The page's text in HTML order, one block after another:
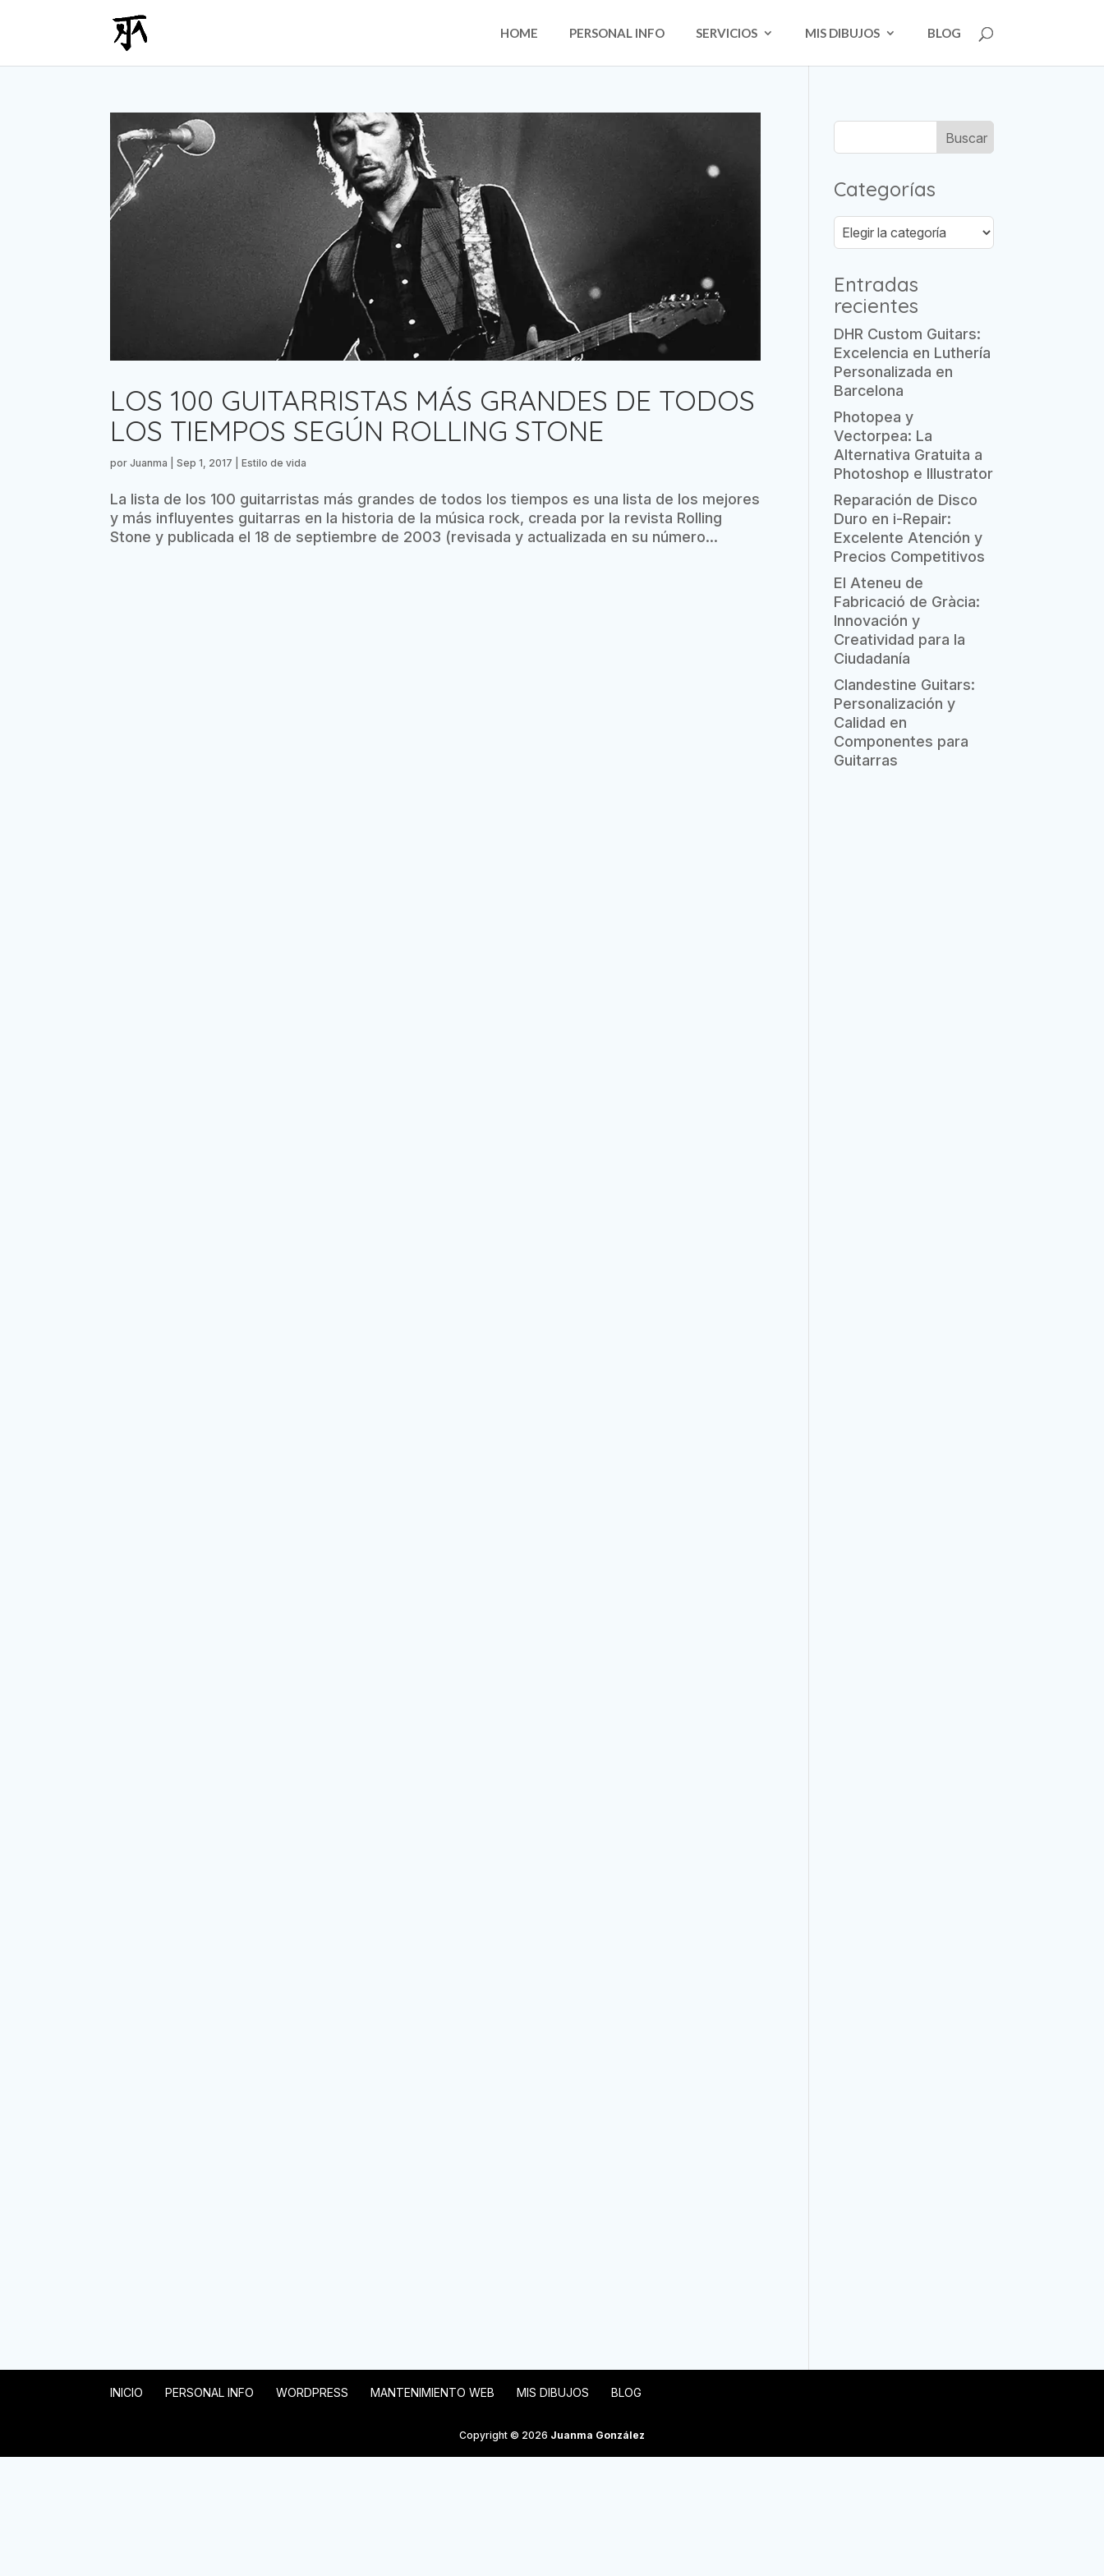
HOME PERSONAL INFO SERVICIOS MIS DIBUJOS BLOG
LOS 100 GUITARRISTAS MÁS GRANDES DE TODOS
LOS TIEMPOS SEGÚN ROLLING STONE
porJuanma |Sep 1, 2017 |Estilo de vida
La lista de los 100 guitarristas más grandes de todos los tiempos es una lista de los mejores
y más influyentes guitarras en la historia de la música rock, creada por la revista Rolling
Stone y publicada el 18 de septiembre de 2003 (revisada y actualizada en su número...
Categorías
Categorías
Entradas
recientes
DHR Custom Guitars:
Excelencia en Luthería
Personalizada en
Barcelona
Photopea y
Vectorpea: La
Alternativa Gratuita a
Photoshop e Illustrator
Reparación de Disco
Duro en i-Repair:
Excelente Atención y
Precios Competitivos
El Ateneu de
Fabricació de Gràcia:
Innovación y
Creatividad para la
Ciudadanía
Clandestine Guitars:
Personalización y
Calidad en
Componentes para
Guitarras
INICIO PERSONAL INFO WORDPRESS MANTENIMIENTO WEB MIS DIBUJOS BLOG
Copyright © 2026 Juanma González